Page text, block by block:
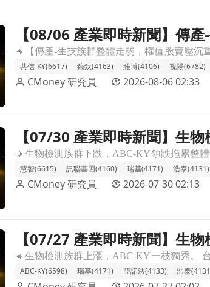
產-生技類股權值股承壓拖累指數，然部分個股
【08/06 產業即時新聞】傳
展現個別題材
共信-KY(6617)
鐿鈦(4163) 雃博(4106) 視陽(6782)
CMoney 研究員 2026-08-06 02:33
檢測族群盤中承壓，ABC-KY重挫拖累整體表
【07/30 產業即時新聞】生
慧智(6615)
訊聯基因(4160) 瑞基(4171) 浩泰(4131)
CMoney 研究員 2026-07-30 02:13
檢測族群盤中走揚，ABC-KY強勢領漲吸金文
【07/27 產業即時新聞】生
ABC-KY(6598)
瑞基(4171) 亞諾法(4133) 浩泰